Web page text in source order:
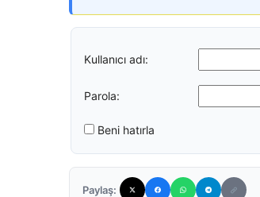
Kullanıcı adı:
Parola:
Beni hatırla
Paylaş: